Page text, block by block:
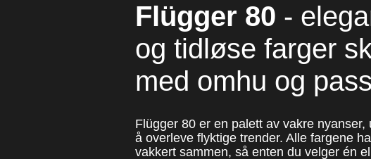
Flügger 80 -
og tidløse farger
med omhu og
Flügger 80 er en palett av vakre nyanser,
å overleve flyktige trender. Alle fargene
vakkert sammen, så enten du velger én